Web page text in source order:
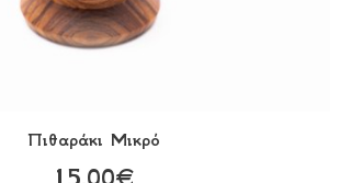
Πιθαράκι Μικρό